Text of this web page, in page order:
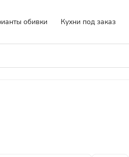
обивки Кухни под заказ